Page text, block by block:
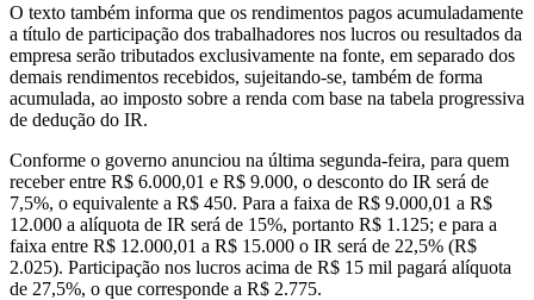
O texto também informa que os rendimentos pagos acumuladamente
a título de participação dos trabalhadores nos lucros ou resultados da
empresa serão tributados exclusivamente na fonte, em separado dos
demais rendimentos recebidos, sujeitando-se, também de forma
acumulada, ao imposto sobre a renda com base na tabela progressiva
de dedução do IR.
Conforme o governo anunciou na última segunda-feira, para quem
receber entre R$ 6.000,01 e R$ 9.000, o desconto do IR será de
7,5%, o equivalente a R$ 450. Para a faixa de R$ 9.000,01 a R$
12.000 a alíquota de IR será de 15%, portanto R$ 1.125; e para a
faixa entre R$ 12.000,01 a R$ 15.000 o IR será de 22,5% (R$
2.025). Participação nos lucros acima de R$ 15 mil pagará alíquota
de 27,5%, o que corresponde a R$ 2.775.